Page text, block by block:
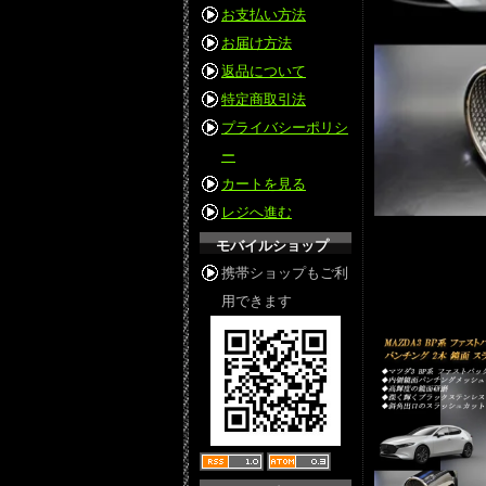
お支払い方法
お届け方法
返品について
特定商取引法
プライバシーポリシ
ー
カートを見る
レジへ進む
モバイルショップ
携帯ショップもご利
用できます